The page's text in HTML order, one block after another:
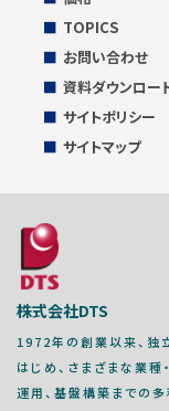
TOPICS
お問い合わせ
資料ダウンロー
サイトポリシー
サイトマップ
株式会社DTS
1972年の創業以来、独
はじめ、さまざまな業種
運用、基盤構築までの